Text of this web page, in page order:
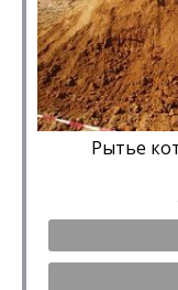
Рытье